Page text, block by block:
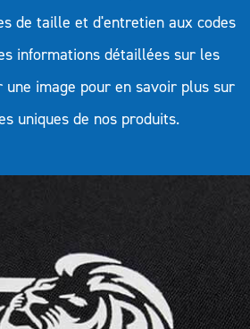
de taille et d'entretien aux codes
informations détaillées sur les
une image pour en savoir plus sur
uniques de nos produits.
est parfait pour les